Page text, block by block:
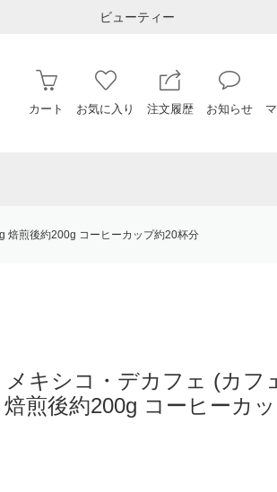
ビューティー
カート お気に入り 注文履歴 お知らせ
焙煎後約200g コーヒーカップ約20杯分
メキシコ・デカフェ (カフ
煎後約200g コーヒーカ